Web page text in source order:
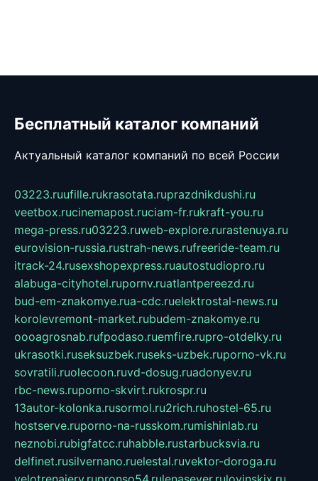
Бесплатный каталог компаний
Актуальный каталог компаний по всей России
03223.ruufille.rukrasotata.ruprazdnikdushi.ru
veetbox.rucinemapost.ruciam-fr.rukraft-you.ru
mega-press.ru03223.ruweb-explore.rurastenuya.ru
eurovision-russia.rustrah-news.rufreeride-team.ru
itrack-24.rusexshopexpress.ruautostudiopro.ru
alabuga-cityhotel.rupornv.ruatlantpereezd.ru
bud-em-znakomye.rua-cdc.ruelektrostal-news.ru
korolevremont-market.rubudem-znakomye.ru
oooagrosnab.rufpodaso.ruemfire.rupro-otdelky.ru
ukrasotki.ruseksuzbek.ruseks-uzbek.ruporno-vk.ru
sovratili.ruolecoon.ruvd-dosug.ruadonyev.ru
rbc-news.ruporno-skvirt.rukrospr.ru
13autor-kolonka.rusormol.ru2rich.ruhostel-65.ru
hostserve.ruporno-na-russkom.rumishinlab.ru
neznobi.rubigfatcc.ruhabble.rustarbucksvia.ru
delfinet.rusilvernano.ruelestal.ruvektor-doroga.ru